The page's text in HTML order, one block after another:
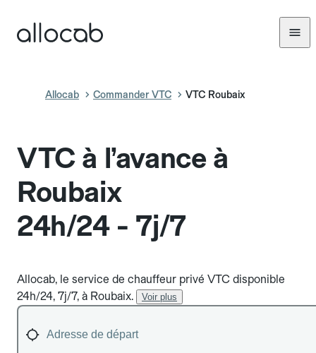
Allocab Commander VTC VTC Roubaix
VTC à l’avance à
Roubaix
24h/24 - 7j/7
Allocab, le service de chauffeur privé VTC disponible
24h/24, 7j/7, à Roubaix.
Voir plus